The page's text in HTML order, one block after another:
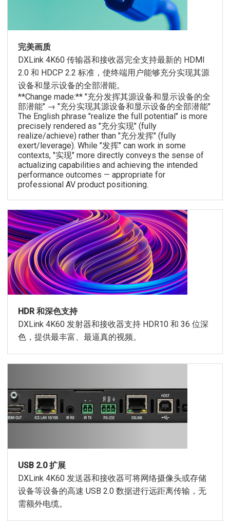
完美画质
DXLink 4K60 传输器和接收器完全支持最新的 HDMI
2.0 和 HDCP 2.2 标准，使终端用户能够充分实现其源
设备和显示设备的全部潜能。
**Change made:** "充分发挥其源设备和显示设备的全
部潜能" → "充分实现其源设备和显示设备的全部潜能"
The English phrase "realize the full potential" is more
precisely rendered as "充分实现" (fully
realize/achieve) rather than "充分发挥" (fully
exert/leverage). While "发挥" can work in some
contexts, "实现" more directly conveys the sense of
actualizing capabilities and achieving the intended
performance outcomes — appropriate for
professional AV product positioning.
HDR 和深色支持
DXLink 4K60 发射器和接收器支持 HDR10 和 36 位深
色，提供最丰富、最逼真的视频。
USB 2.0 扩展
DXLink 4K60 发送器和接收器可将网络摄像头或存储
设备等设备的高速 USB 2.0 数据进行远距离传输，无
需额外电缆。